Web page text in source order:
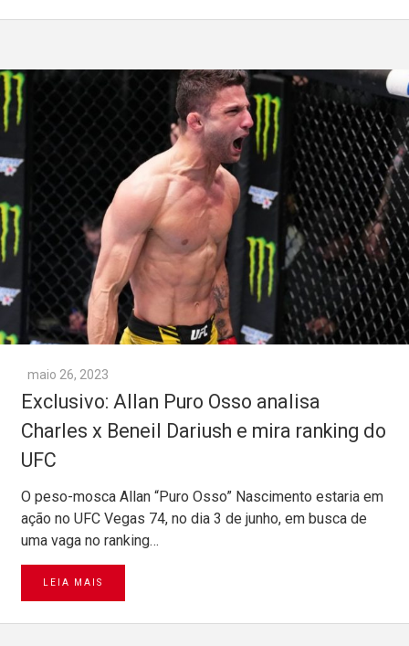
maio 26, 2023
Exclusivo: Allan Puro Osso analisa
Charles x Beneil Dariush e mira ranking do
UFC
O peso-mosca Allan “Puro Osso” Nascimento estaria em
ação no UFC Vegas 74, no dia 3 de junho, em busca de
uma vaga no ranking…
LEIA MAIS